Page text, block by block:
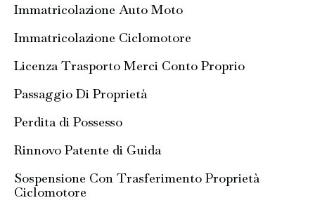
Immatricolazione Auto Moto
Immatricolazione Ciclomotore
Licenza Trasporto Merci Conto Proprio
Passaggio Di Proprietà
Perdita di Possesso
Rinnovo Patente di Guida
Sospensione Con Trasferimento Proprietà
Ciclomotore